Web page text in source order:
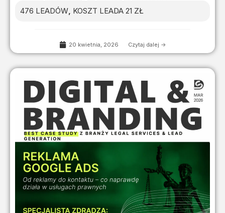
476 LEADÓW, KOSZT LEADA 21 ZŁ
20 kwietnia, 2026 Czytaj dalej ->